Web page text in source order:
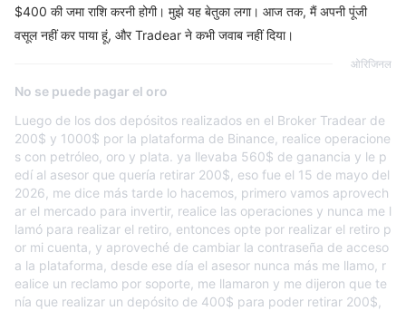
$400 की जमा राशि करनी होगी। मुझे यह बेतुका लगा। आज तक, मैं अपनी पूंजी
वसूल नहीं कर पाया हूं, और Tradear ने कभी जवाब नहीं दिया।
ओरिजिनल
No se puede pagar el oro
Luego de los dos depósitos realizados en el Broker Tradear de
200$ y 1000$ por la plataforma de Binance, realice operacione
s con petróleo, oro y plata. ya llevaba 560$ de ganancia y le p
edí al asesor que quería retirar 200$, eso fue el 15 de mayo del
2026, me dice más tarde lo hacemos, primero vamos aprovech
ar el mercado para invertir, realice las operaciones y nunca me l
lamó para realizar el retiro, entonces opte por realizar el retiro p
or mi cuenta, y aproveché de cambiar la contraseña de acceso
a la plataforma, desde ese día el asesor nunca más me llamo, r
ealice un reclamo por soporte, me llamaron y me dijeron que te
nía que realizar un depósito de 400$ para poder retirar 200$,